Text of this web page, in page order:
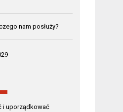
nam posłuży?
i uporządkować